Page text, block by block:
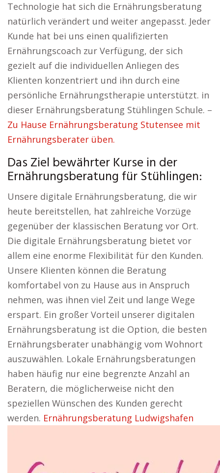
Technologie hat sich die Ernährungsberatung
natürlich verändert und weiter angepasst. Jeder
Kunde hat bei uns einen qualifizierten
Ernährungscoach zur Verfügung, der sich
gezielt auf die individuellen Anliegen des
Klienten konzentriert und ihn durch eine
persönliche Ernährungstherapie unterstützt. in
dieser Ernährungsberatung Stühlingen Schule. –
Zu Hause Ernährungsberatung Stutensee mit
Ernährungsberater üben.
Das Ziel bewährter Kurse in der
Ernährungsberatung für Stühlingen:
Unsere digitale Ernährungsberatung, die wir
heute bereitstellen, hat zahlreiche Vorzüge
gegenüber der klassischen Beratung vor Ort.
Die digitale Ernährungsberatung bietet vor
allem eine enorme Flexibilität für den Kunden.
Unsere Klienten können die Beratung
komfortabel von zu Hause aus in Anspruch
nehmen, was ihnen viel Zeit und lange Wege
erspart. Ein großer Vorteil unserer digitalen
Ernährungsberatung ist die Option, die besten
Ernährungsberater unabhängig vom Wohnort
auszuwählen. Lokale Ernährungsberatungen
haben häufig nur eine begrenzte Anzahl an
Beratern, die möglicherweise nicht den
speziellen Wünschen des Kunden gerecht
werden. Ernährungsberatung Ludwigshafen